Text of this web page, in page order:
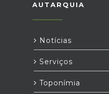
AUTARQUIA
Notícias
Serviços
Toponímia